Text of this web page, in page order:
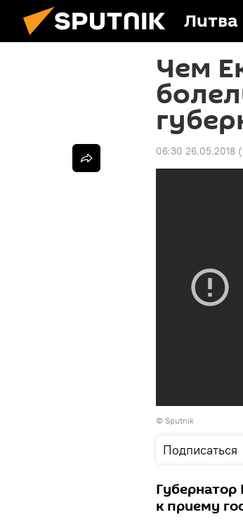
Литва
Чем
06:30 26.05.2018
© Sputnik
Подписаться
Губернатор
к приему